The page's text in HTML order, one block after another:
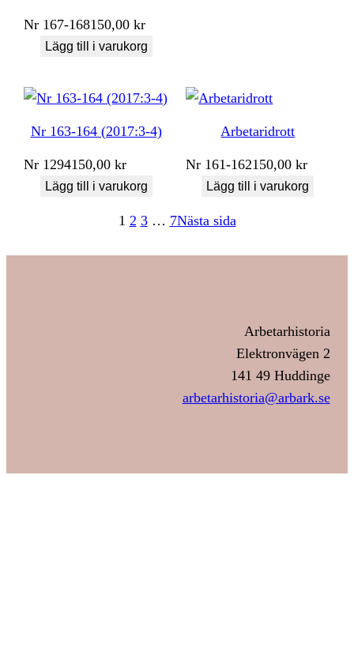
Nr 167-168150,00kr
Lägg till i varukorg
Nr 163-164 (2017:3-4)
Nr 1294150,00kr
Lägg till i varukorg
Arbetaridrott
Nr 161-162150,00kr
Lägg till i varukorg
1 2 3 … 7Nästa sida
Arbetarhistoria
Elektronvägen 2
141 49 Huddinge
arbetarhistoria@arbark.se